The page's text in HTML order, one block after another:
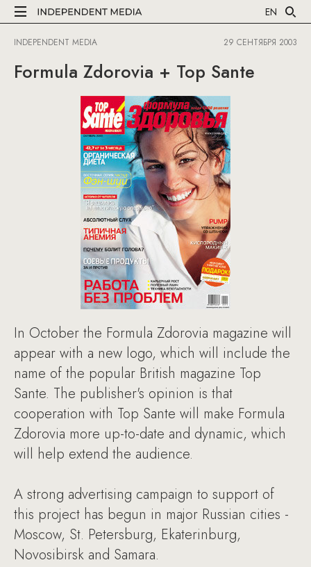
EN
INDEPENDENT MEDIA 29 СЕНТЯБРЯ 2003
Formula Zdorovia + Top Sante
In October the Formula Zdorovia magazine will
appear with a new logo, which will include the
name of the popular British magazine Top
Sante. The publisher's opinion is that
cooperation with Top Sante will make Formula
Zdorovia more up-to-date and dynamic, which
will help extend the audience.
A strong advertising campaign to support of
this project has begun in major Russian cities -
Moscow, St. Petersburg, Ekaterinburg,
Novosibirsk and Samara.